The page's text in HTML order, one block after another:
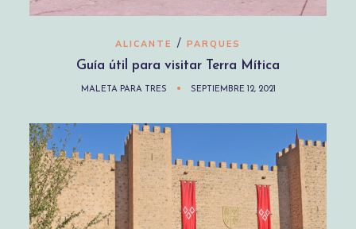
ALICANTE / PARQUES
Guía útil para visitar Terra Mítica
MALETA PARA TRES SEPTIEMBRE 12, 2021